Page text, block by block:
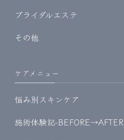
ブライダルエステ
その他
ケアメニュー
悩み別スキンケア
施術体験記-BEFORE→AFTER